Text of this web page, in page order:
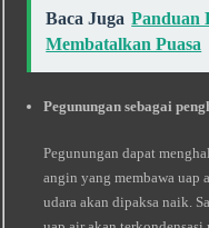
Baca Juga Panduan
Membatalkan Puasa
Pegunungan sebagai
Pegunungan dapat
angin yang membawa uap
udara akan dipaksa naik.